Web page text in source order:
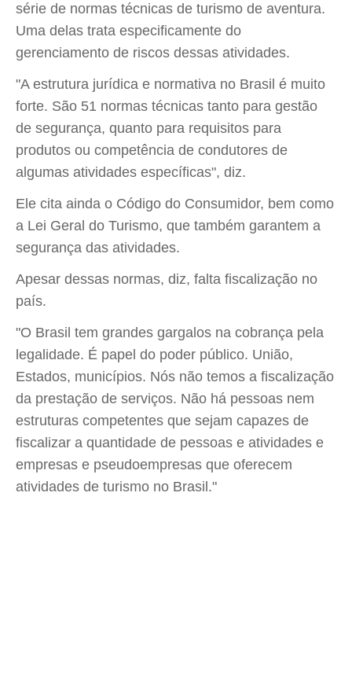
série de normas técnicas de turismo de aventura.
Uma delas trata especificamente do
gerenciamento de riscos dessas atividades.
"A estrutura jurídica e normativa no Brasil é muito
forte. São 51 normas técnicas tanto para gestão
de segurança, quanto para requisitos para
produtos ou competência de condutores de
algumas atividades específicas", diz.
Ele cita ainda o Código do Consumidor, bem como
a Lei Geral do Turismo, que também garantem a
segurança das atividades.
Apesar dessas normas, diz, falta fiscalização no
país.
"O Brasil tem grandes gargalos na cobrança pela
legalidade. É papel do poder público. União,
Estados, municípios. Nós não temos a fiscalização
da prestação de serviços. Não há pessoas nem
estruturas competentes que sejam capazes de
fiscalizar a quantidade de pessoas e atividades e
empresas e pseudoempresas que oferecem
atividades de turismo no Brasil."